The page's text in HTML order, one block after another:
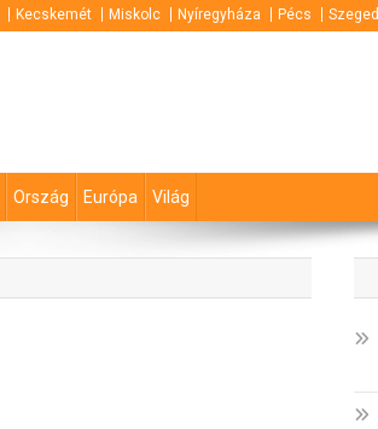
Kecskemét Miskolc Nyíregyháza Pécs Szeged
Ország Európa Világ